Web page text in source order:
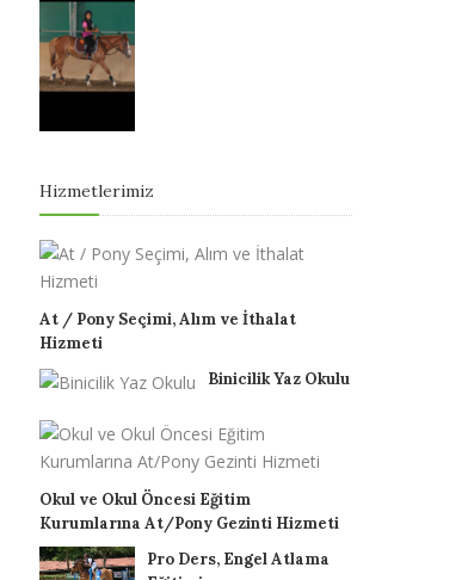
Hizmetlerimiz
At / Pony Seçimi, Alım ve İthalat
Hizmeti
Binicilik Yaz Okulu
Okul ve Okul Öncesi Eğitim
Kurumlarına At/Pony Gezinti Hizmeti
Pro Ders, Engel Atlama